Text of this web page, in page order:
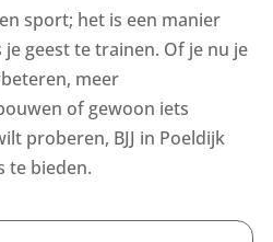
sport; het is een manier
geest te trainen. Of je nu je
meer
of gewoon iets
proberen, BJJ in Poeldijk
te bieden.